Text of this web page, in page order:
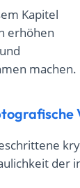
Kapitel
erhöhen
machen.
der